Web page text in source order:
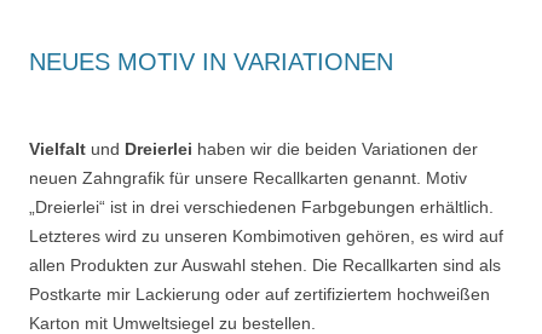
NEUES MOTIV IN VARIATIONEN
Vielfalt und Dreierlei haben wir die beiden Variationen der
neuen Zahngrafik für unsere Recallkarten genannt. Motiv
„Dreierlei“ ist in drei verschiedenen Farbgebungen erhältlich.
Letzteres wird zu unseren Kombimotiven gehören, es wird auf
allen Produkten zur Auswahl stehen. Die Recallkarten sind als
Postkarte mir Lackierung oder auf zertifiziertem hochweißen
Karton mit Umweltsiegel zu bestellen.